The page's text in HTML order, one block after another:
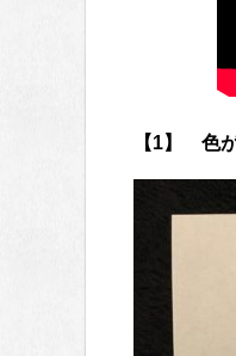
【1】 色